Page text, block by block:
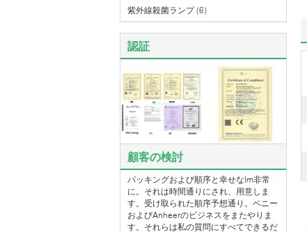
紫外線殺菌ランプ (6)
認証
顧客の検討
パッキングおよび順序と幸せなlm非常
に。それは時間通りにされ、用意しま
す。受け取られた順序予想通り。ペニー
およびAnheerのビジネスをまたやりま
す。それらは私の質問にすべてできるだ